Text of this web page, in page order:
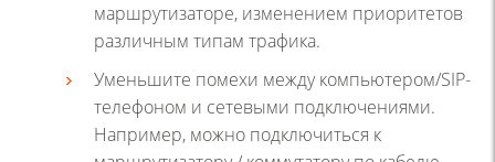
маршрутизаторе, изменением приоритетов
различным типам трафика.
Уменьшите помехи между компьютером/SIP-
телефоном и сетевыми подключениями.
Например, можно подключиться к